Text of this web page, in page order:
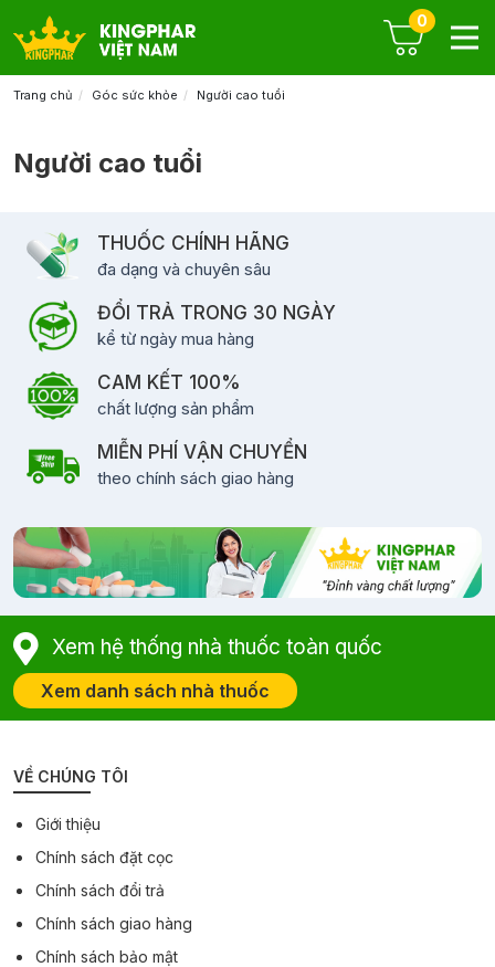
0
Trang chủ Góc sức khỏe Người cao tuổi
Người cao tuổi
THUỐC CHÍNH HÃNG
đa dạng và chuyên sâu
ĐỔI TRẢ TRONG 30 NGÀY
kể từ ngày mua hàng
CAM KẾT 100%
chất lượng sản phẩm
MIỄN PHÍ VẬN CHUYỂN
theo chính sách giao hàng
Xem hệ thống nhà thuốc toàn quốc
Xem danh sách nhà thuốc
VỀ CHÚNG TÔI
Giới thiệu
Chính sách đặt cọc
Chính sách đổi trả
Chính sách giao hàng
Chính sách bảo mật